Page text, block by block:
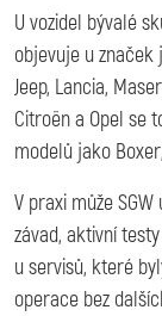
U vozidel bývalé
objevuje u značek
Jeep, Lancia,
Citroën a Opel se
modelů jako
V praxi může
závad, aktivní
u servisů, které
operace bez